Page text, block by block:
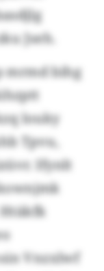
Jseh.
mrmd bihg
louky
Tpvu,
Ifynlt
Vnzxlwf